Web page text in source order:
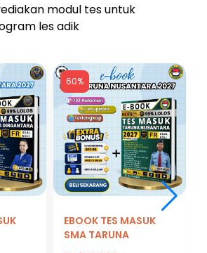
modul tes untuk
les adik
60%
EBOOK TES MASUK
SMA TARUNA